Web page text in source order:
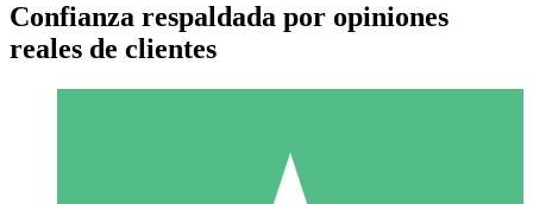
Confianza respaldada por opiniones
reales de clientes